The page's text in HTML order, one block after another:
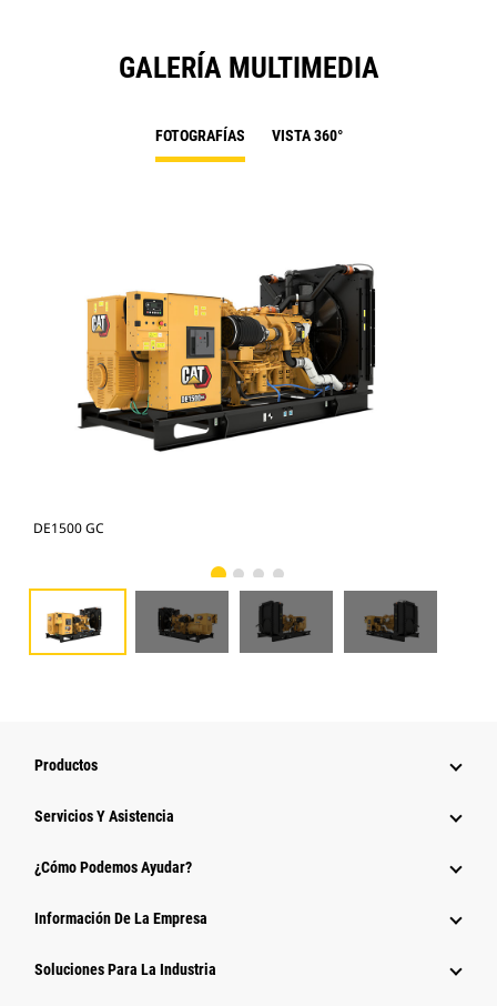
GALERÍA MULTIMEDIA
FOTOGRAFÍAS VISTA 360°
DE1500 GC
Productos
Servicios Y Asistencia
¿Cómo Podemos Ayudar?
Información De La Empresa
Soluciones Para La Industria